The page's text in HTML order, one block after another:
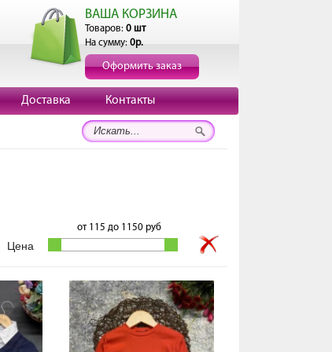
ВАША КОРЗИНА
Товаров: 0 шт
На сумму: 0р.
Оформить заказ
Доставка Контакты
от 115 до 1150 руб